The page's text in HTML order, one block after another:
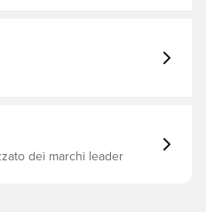
dei marchi leader